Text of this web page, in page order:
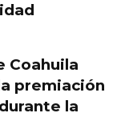
Coahuila
premiación
durante la